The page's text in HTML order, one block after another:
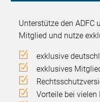
Unterstütze den ADFC
Mitglied und nutze
exklusive
exklusives
Vorteile bei